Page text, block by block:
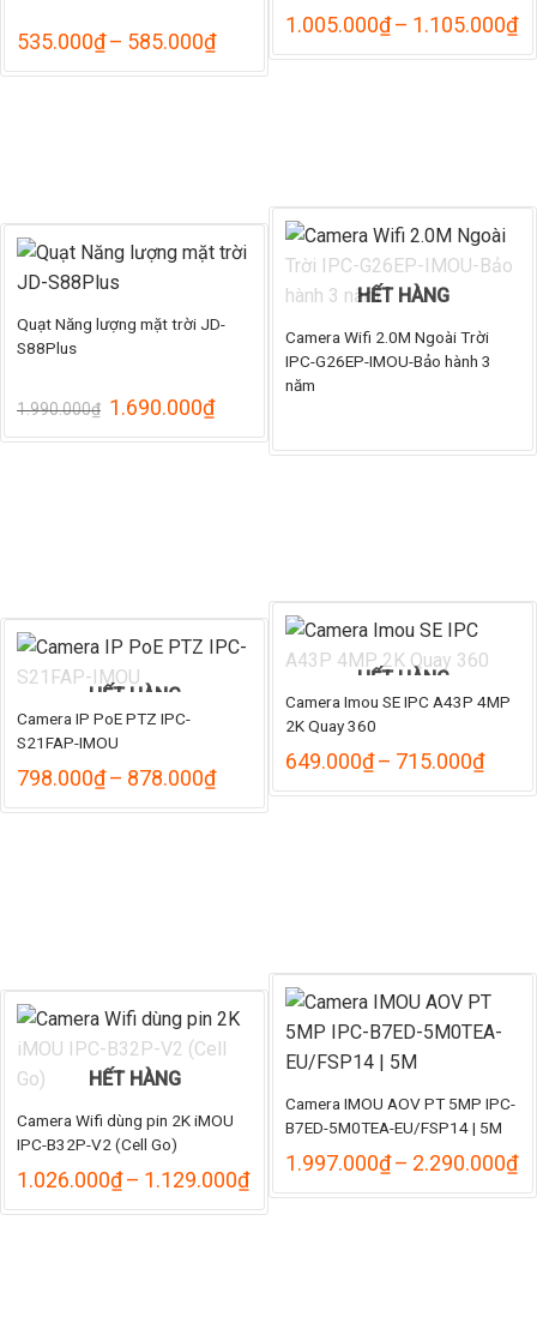
1.005.000₫– 1.105.000₫
từ
535.000₫– 585.000₫Khoảng
từ
HẾT HÀNG
Camera Wifi 2.0M Ngoài Trời
IPC-G26EP-IMOU-Bảo hành 3
năm
Quạt Năng lượng mặt trời JD-
S88Plus
1.990.000₫ Giá
là:
1.690.000₫Giá
tại
HẾT HÀNG
Camera Imou SE IPC A43P 4MP
2K Quay 360
649.000₫– 715.000₫
từ
HẾT HÀNG
Camera IP PoE PTZ IPC-
S21FAP-IMOU
798.000₫– 878.000₫Khoảng
từ
Camera IMOU AOV PT 5MP IPC-
B7ED-5M0TEA-EU/FSP14 | 5M
1.997.000₫– 2.290.000₫
từ
HẾT HÀNG
Camera Wifi dùng pin 2K iMOU
IPC-B32P-V2 (Cell Go)
1.026.000₫– 1.129.000₫Khoảng
giá:
từ